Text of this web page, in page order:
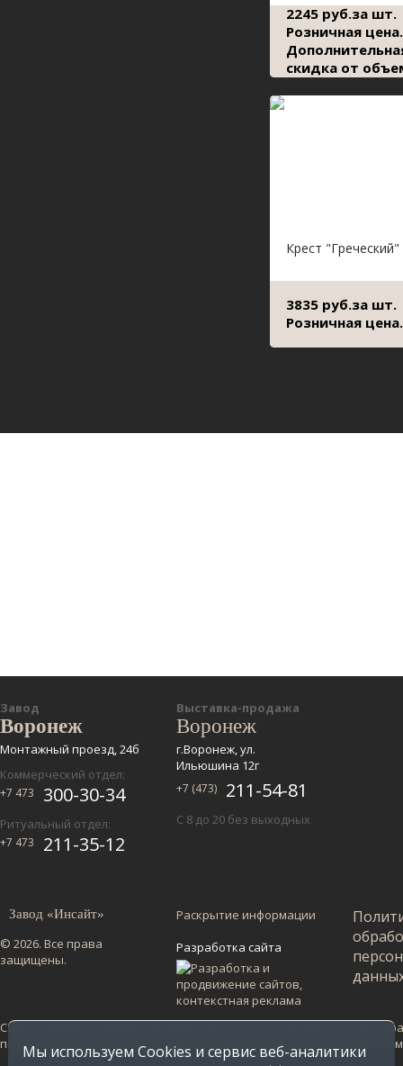
2245 руб.за шт.
Розничная цена.
скидка от
Крест "Греческий"
3835 руб.за шт.
Розничная цена.
Завод
Воронеж
Монтажный проезд, 24б
Коммерческий отдел:
+7 473 300-30-34
Ритуальный отдел:
+7 473 211-35-12
Выставка-продажа
Воронеж
г.Воронеж, ул.
Ильюшина 12г
+7 (473) 211-54-81
С 8 до 20 без выходных
Завод «Инсайт»
© 2026. Все права
защищены.
Раскрытие информации
Разработка сайта
Сайт не является публичной офертой и несет ознакомительный
по Воронежской области. Стоимость в других регионах уточняйте
Мы используем Cookies и сервис веб-аналитики